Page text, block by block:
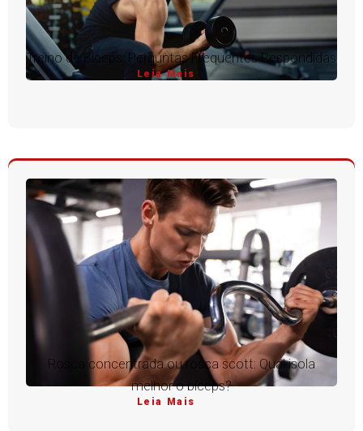
Treino de Bíceps: Perguntas Frequentes Respondidas
Leia Mais
Rosca concentrada ou rosca scott: Qual isola
melhor o bíceps?
Leia Mais